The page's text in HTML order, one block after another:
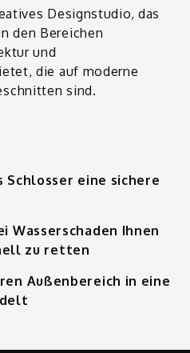
Designstudio, das
den Bereichen
und
die auf moderne
sind.
Schlosser eine sichere
Wasserschaden Ihnen
zu retten
Außenbereich in eine